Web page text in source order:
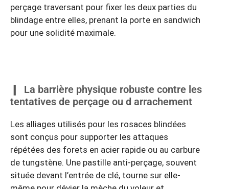
perçage traversant pour fixer les deux parties du
blindage entre elles, prenant la porte en sandwich
pour une solidité maximale.
La barrière physique robuste contre les
tentatives de perçage ou d arrachement
Les alliages utilisés pour les rosaces blindées
sont conçus pour supporter les attaques
répétées des forets en acier rapide ou au carbure
de tungstène. Une pastille anti-perçage, souvent
située devant l’entrée de clé, tourne sur elle-